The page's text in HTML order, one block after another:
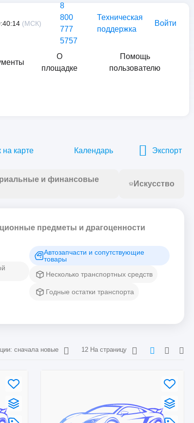
(МСК)
8
800
777
5757
Техническая
поддержка
Войти
О
площадке
Помощь
пользователю
на карте Календарь Экспорт
и финансовые
Искусство
предметы и драгоценности
Автозапчасти и сопутствующие
товары
Несколько транспортных средств
Годные остатки транспорта
сначала новые 12 На страницу